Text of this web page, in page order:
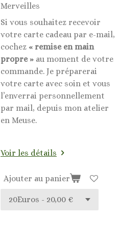
Merveilles
Si vous souhaitez recevoir
votre carte cadeau par e-mail,
cochez « remise en main
propre » au moment de votre
commande. Je préparerai
votre carte avec soin et vous
l’enverrai personnellement
par mail, depuis mon atelier
en Meuse.
Voir les détails
Ajouter au panier